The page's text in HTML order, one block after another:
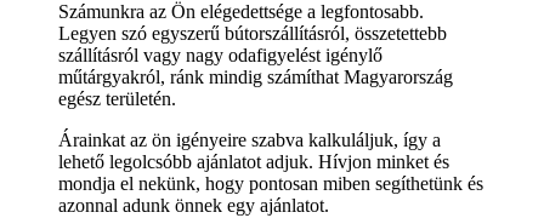
Számunkra az Ön elégedettsége a legfontosabb.
Legyen szó egyszerű bútorszállításról, összetettebb
szállításról vagy nagy odafigyelést igénylő
műtárgyakról, ránk mindig számíthat Magyarország
egész területén.
Árainkat az ön igényeire szabva kalkuláljuk, így a
lehető legolcsóbb ajánlatot adjuk. Hívjon minket és
mondja el nekünk, hogy pontosan miben segíthetünk és
azonnal adunk önnek egy ajánlatot.